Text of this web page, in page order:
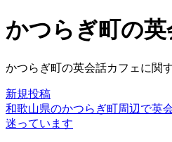
かつらぎ町の英
かつらぎ町の英会話カフェに関
新規投稿
和歌山県のかつらぎ町周辺で英
迷っています